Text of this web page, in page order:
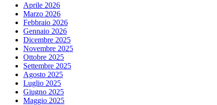
Aprile 2026
Marzo 2026
Febbraio 2026
Gennaio 2026
Dicembre 2025
Novembre 2025
Ottobre 2025
Settembre 2025
Agosto 2025
Luglio 2025
Giugno 2025
Maggio 2025